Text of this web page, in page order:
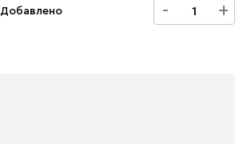
Добавлено - +